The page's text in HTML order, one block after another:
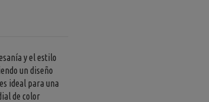
y el estilo
un diseño
ideal para una
de color